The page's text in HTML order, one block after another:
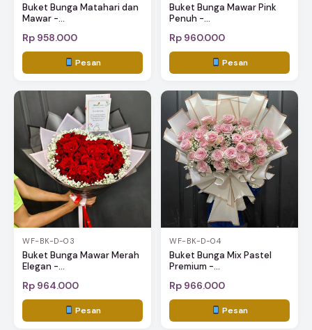
Buket Bunga Matahari dan
Mawar -...
Rp 958.000
Pesan
Buket Bunga Mawar Pink
Penuh -...
Rp 960.000
Pesan
WF-BK-D-03
Buket Bunga Mawar Merah
Elegan -...
Rp 964.000
Pesan
WF-BK-D-04
Buket Bunga Mix Pastel
Premium -...
Rp 966.000
Pesan